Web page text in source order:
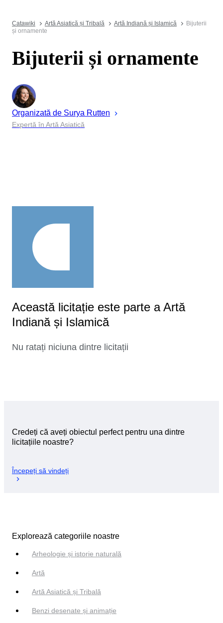
Catawiki Artă Asiatică și Tribală Artă Indiană și Islamică
Bijuterii
și ornamente
Bijuterii și ornamente
Organizată de Surya Rutten
Expertă în Artă Asiatică
Această licitație este parte a Artă
Indiană și Islamică
Nu ratați niciuna dintre licitații
Credeți că aveți obiectul perfect pentru una dintre
licitațiile noastre?
Începeți să vindeți
Explorează categoriile noastre
Arheologie și istorie naturală
Artă
Artă Asiatică și Tribală
Benzi desenate și animație